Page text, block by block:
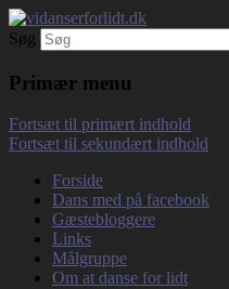
Debatterende
Søg
Primær menu
Fortsæt til primært indhold
Fortsæt til sekundært indhold
Forside
Dans med på facebook
Gæstebloggere
Links
Målgruppe
Om at danse for lidt